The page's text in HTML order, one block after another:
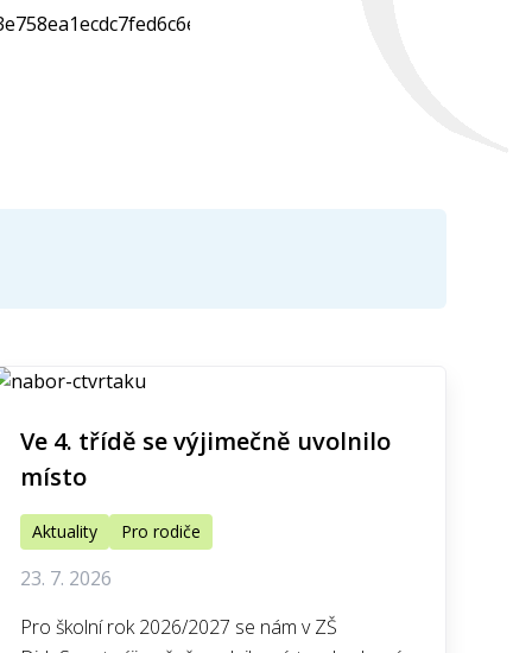
Ve 4. třídě se výjimečně uvolnilo
místo
Aktuality Pro rodiče
23. 7. 2026
Pro školní rok 2026/2027 se nám v ZŠ